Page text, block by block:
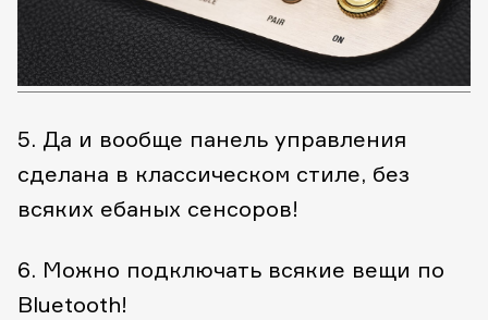
5. Да и вообще панель управления
сделана в классическом стиле, без
всяких ебаных сенсоров!
6. Можно подключать всякие вещи по
Bluetooth!